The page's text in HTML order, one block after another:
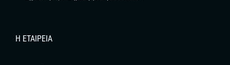
Η ΕΤΑΙΡΕΊΑ